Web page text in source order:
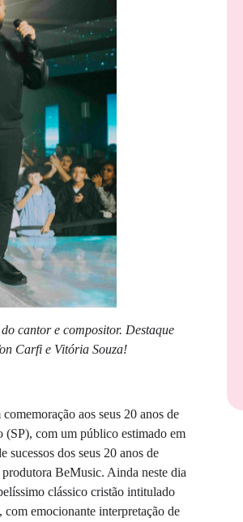
cantor e compositor. Destaque
Carfi e Vitória Souza!
comemoração aos seus 20 anos de
com um público estimado em
dos seus 20 anos de
BeMusic. Ainda neste dia
clássico cristão intitulado
emocionante interpretação de